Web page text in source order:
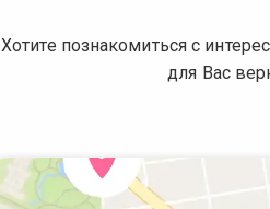
Хотите познакомиться с
для Вас